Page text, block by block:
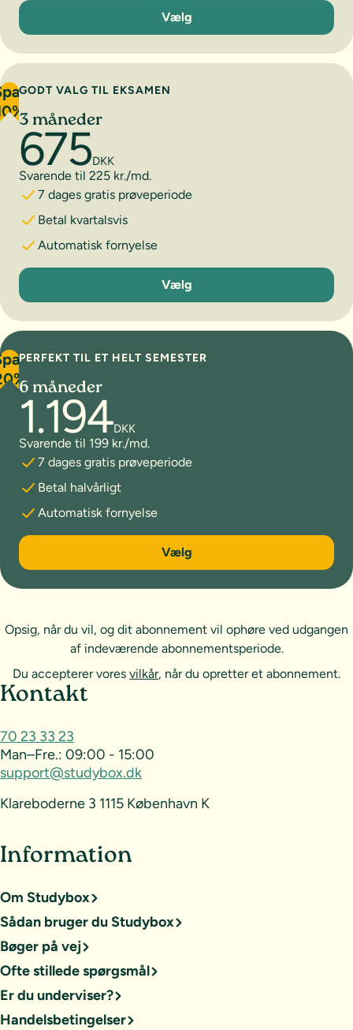
1 måned
Vælg
GODT VALG TIL EKSAMEN
3 måneder
675DKK
Svarende til 225 kr./md.
7 dages gratis prøveperiode
Betal kvartalsvis
Automatisk fornyelse
3 måneder
Vælg
PERFEKT TIL ET HELT SEMESTER
6 måneder
1.194DKK
Svarende til 199 kr./md.
7 dages gratis prøveperiode
Betal halvårligt
Automatisk fornyelse
6 måneder
Vælg
Opsig, når du vil, og dit abonnement vil ophøre ved udgangen
af indeværende abonnementsperiode.
Du accepterer vores vilkår, når du opretter et abonnement.
Sideoversigt og kontakt
Kontakt
70 23 33 23
Man–Fre.: 09:00 - 15:00
support@studybox.dk
Klareboderne 3 1115 København K
Information
Om Studybox
Sådan bruger du Studybox
Bøger på vej
Ofte stillede spørgsmål
Er du underviser?
Handelsbetingelser